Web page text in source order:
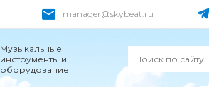
manager@skybeat.ru
Музыкальные
инструменты и
оборудование